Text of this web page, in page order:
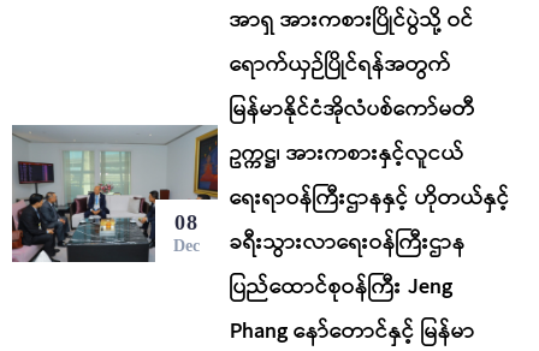
08
Dec
အာရှ အားကစားပြိုင်ပွဲသို့ ဝင်
ရောက်ယှဉ်ပြိုင်ရန်အတွက်
မြန်မာနိုင်ငံအိုလံပစ်ကော်မတီ
ဥက္ကဋ္ဌ၊ အားကစားနှင့်လူငယ်
ရေးရာဝန်ကြီးဌာနနှင့် ဟိုတယ်နှင့်
ခရီးသွားလာရေးဝန်ကြီးဌာန
ပြည်ထောင်စုဝန်ကြီး Jeng
Phang နော်တောင်နှင့် မြန်မာ